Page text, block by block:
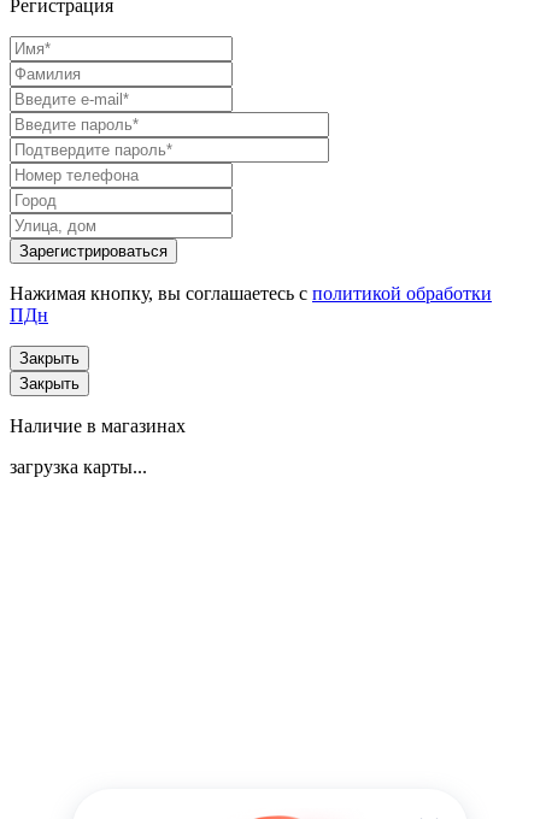
Регистрация
Нажимая кнопку, вы соглашаетесь с политикой обработки
ПДн
Закрыть
Закрыть
Наличие в магазинах
загрузка карты...